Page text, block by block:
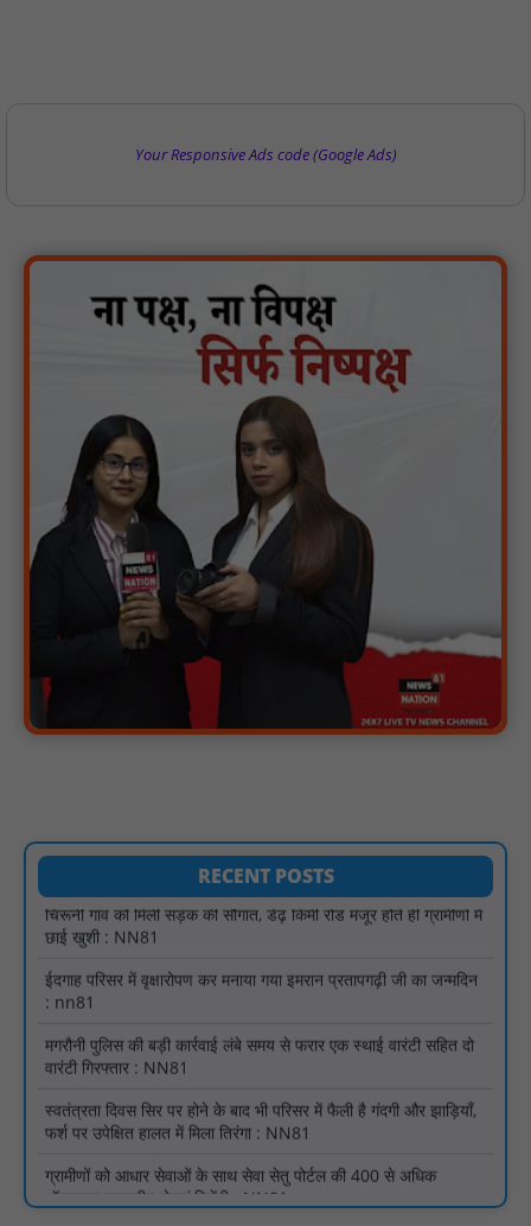
Your Responsive Ads code (Google Ads)
RECENT POSTS
मगरौनी पुलिस की बड़ी कार्रवाई लंबे समय से फरार एक स्थाई वारंटी सहित दो
वारंटी गिरफ्तार : NN81
स्वतंत्रता दिवस सिर पर होने के बाद भी परिसर में फैली है गंदगी और झाड़ियाँ,
फर्श पर उपेक्षित हालत में मिला तिरंगा : NN81
ग्रामीणों को आधार सेवाओं के साथ सेवा सेतु पोर्टल की 400 से अधिक
ऑनलाइन शासकीय सेवाएं मिलेंगी : NN81
लखीमपुर खीरी अपराध नियंत्रण और वांछित अभियुक्तों की गिरफ्तारी को लेकर
खीरी पुलिस का अभियान लगातार जारी : NN81
21 वर्षों बाद फिर गूंजी पाठशाला की घंटी: मेटापारा कोरसागुड़ा प्राथमिक शाला
का हुआ पुनः संचालन : NN81
प्रस्तावित कार्यक्रम स्थल की सुरक्षा व्यवस्था एवं अन्य विभिन्न बिन्दुओं पर
गहनता एवं सूक्ष्मता से निरीक्षण कर सम्बन्धित को आवश्यक दिशा-निर्देश दिया
गया : NN81
इंदिरा मिनी स्टेडियम में मुख्य समारोह स्थल का निरीक्षण कर अधिकारियों को
चिरूनी गांव को मिली सड़क की सौगात, डेढ़ किमी रोड मंजूर होते ही ग्रामीणों में
ईदगाह परिसर में वृक्षारोपण कर मनाया गया इमरान प्रतापगढ़ी जी का जन्मदिन
: nn81
मगरौनी पुलिस की बड़ी कार्रवाई लंबे समय से फरार एक स्थाई वारंटी सहित दो
वारंटी गिरफ्तार : NN81
स्वतंत्रता दिवस सिर पर होने के बाद भी परिसर में फैली है गंदगी और झाड़ियाँ,
फर्श पर उपेक्षित हालत में मिला तिरंगा : NN81
ग्रामीणों को आधार सेवाओं के साथ सेवा सेतु पोर्टल की 400 से अधिक
ऑनलाइन शासकीय सेवाएं मिलेंगी : NN81
लखीमपुर खीरी अपराध नियंत्रण और वांछित अभियुक्तों की गिरफ्तारी को लेकर
खीरी पुलिस का अभियान लगातार जारी : NN81